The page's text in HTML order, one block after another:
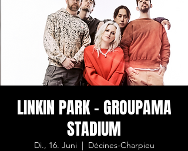
LINKIN PARK - GROUPAMA
STADIUM
Di., 16. Juni
  |
Décines-Charpieu